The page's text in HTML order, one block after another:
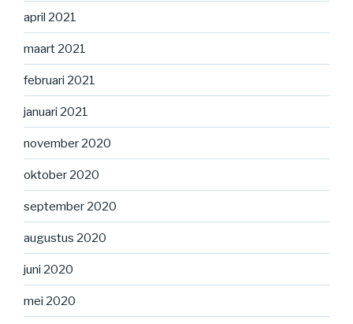
april 2021
maart 2021
februari 2021
januari 2021
november 2020
oktober 2020
september 2020
augustus 2020
juni 2020
mei 2020